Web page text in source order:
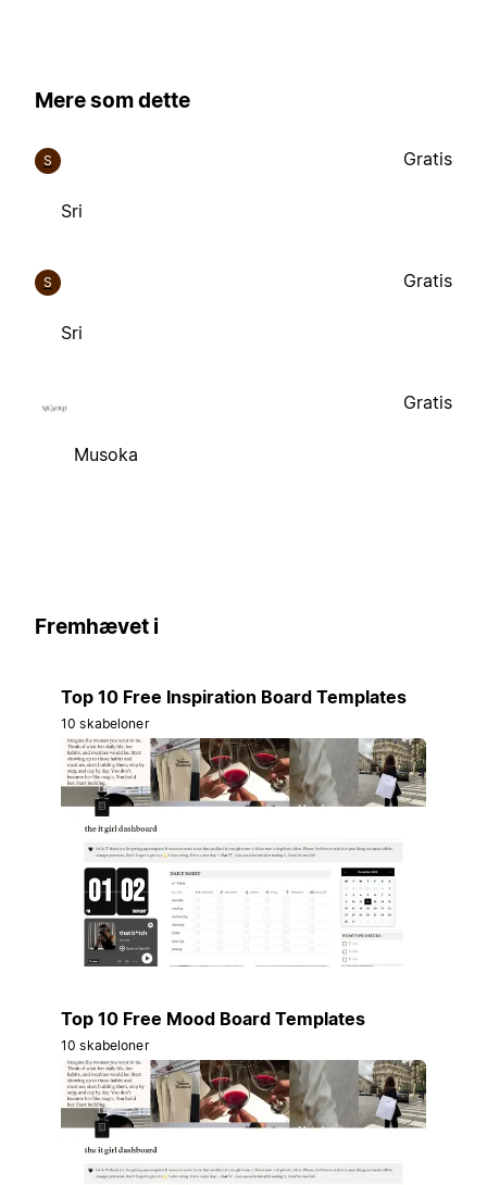
Mere som dette
S
Sri
Gratis
S
Sri
Gratis
Musoka
Gratis
Fremhævet i
Top 10 Free Inspiration Board Templates
10 skabeloner
Top 10 Free Mood Board Templates
10 skabeloner